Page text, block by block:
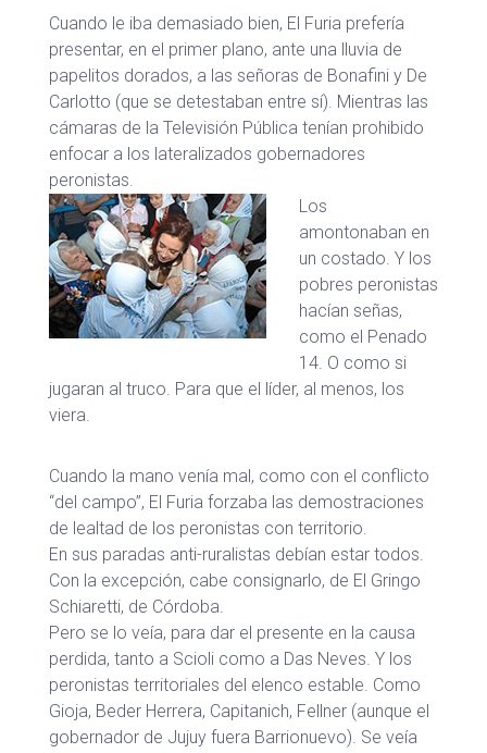
Cuando le iba demasiado bien, El Furia prefería
presentar, en el primer plano, ante una lluvia de
papelitos dorados, a las señoras de Bonafini y De
Carlotto (que se detestaban entre sí). Mientras las
cámaras de la Televisión Pública tenían prohibido
enfocar a los lateralizados gobernadores
peronistas.
Los
amontonaban en
un costado. Y los
pobres peronistas
hacían señas,
como el Penado
14. O como si
jugaran al truco. Para que el líder, al menos, los
viera.
Cuando la mano venía mal, como con el conflicto
“del campo”, El Furia forzaba las demostraciones
de lealtad de los peronistas con territorio.
En sus paradas anti-ruralistas debían estar todos.
Con la excepción, cabe consignarlo, de El Gringo
Schiaretti, de Córdoba.
Pero se lo veía, para dar el presente en la causa
perdida, tanto a Scioli como a Das Neves. Y los
peronistas territoriales del elenco estable. Como
Gioja, Beder Herrera, Capitanich, Fellner (aunque el
gobernador de Jujuy fuera Barrionuevo). Se veía